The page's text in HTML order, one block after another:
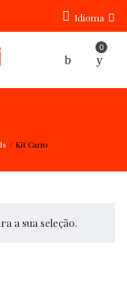
Idioma
0
/ Kit Carro
a sua seleção.